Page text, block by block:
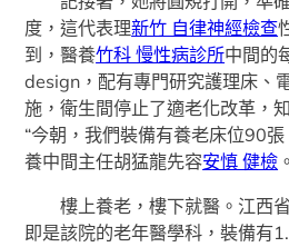
度，這代表理新竹 自律神經檢查
到，醫養竹科 慢性病診所中間的
design，配有專門研究護理床、
施，衛生間停止了適老化改革，
“今朝，我們裝備有養老床位90
養中間主任胡猛龍先容安慎 健檢 。
樓上養老，樓下就醫。江西
即是該院的老年醫學科，裝備有